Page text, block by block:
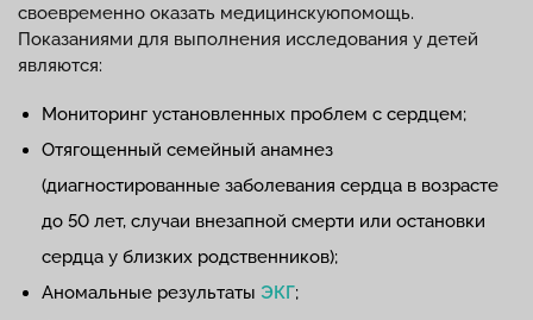
своевременно оказать медицинскуюпомощь.
Показаниями для выполнения исследования у детей
являются:
Мониторинг установленных проблем с сердцем;
Отягощенный семейный анамнез
(диагностированные заболевания сердца в возрасте
до 50 лет, случаи внезапной смерти или остановки
сердца у близких родственников);
Аномальные результаты ЭКГ;